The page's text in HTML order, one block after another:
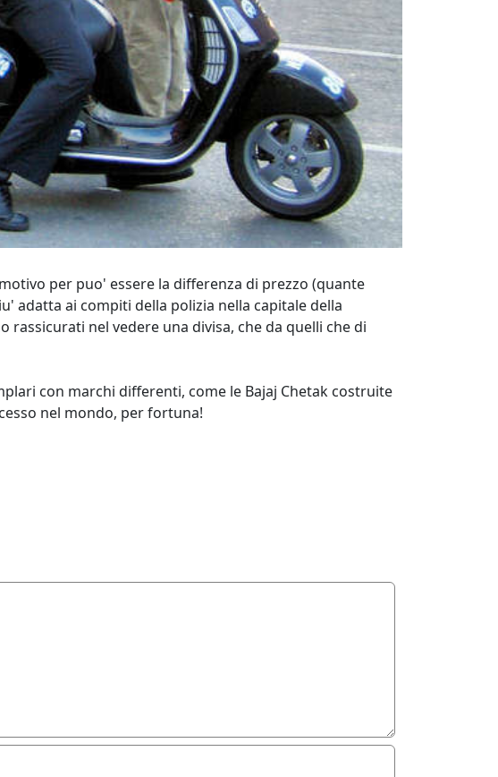
per puo' essere la differenza di prezzo (quante
adatta ai compiti della polizia nella capitale della
nel vedere una divisa, che da quelli che di
con marchi differenti, come le Bajaj Chetak costruite
nel mondo, per fortuna!